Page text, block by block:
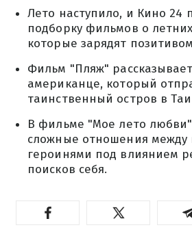
Лето наступило, и Кино 24
подборку фильмов о
которые зарядят
Фильм "Пляж"
американце, который
таинственный остров в
В фильме "Мое лето
сложные отношения между
героинями под влиянием
поисков себя.